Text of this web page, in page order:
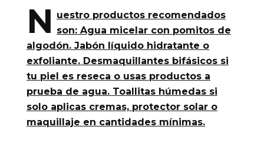
N uestro productos recomendados
son: Agua micelar con pomitos de
algodón. Jabón líquido hidratante o
exfoliante. Desmaquillantes bifásicos si
tu piel es reseca o usas productos a
prueba de agua. Toallitas húmedas si
solo aplicas cremas, protector solar o
maquillaje en cantidades mínimas.